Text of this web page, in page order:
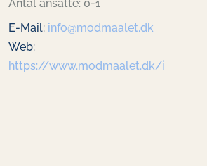
Antal ansatte: 0-1
E-Mail: info@modmaalet.dk
Web:
https://www.modmaalet.dk/i